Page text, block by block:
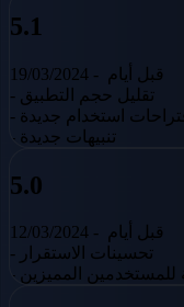
5.1
19/03/2024 - قبل أيام
- تقليل حجم التطبيق
اقتراحات استخدام جديدة
- تنبيهات جديدة
5.0
12/03/2024 - قبل أيام
- تحسينات الاستقرار
للمستخدمين المميزين